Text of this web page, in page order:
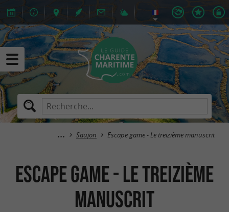
Saujon Escape game - Le treizième manuscrit
Escape game - Le treizième
manuscrit